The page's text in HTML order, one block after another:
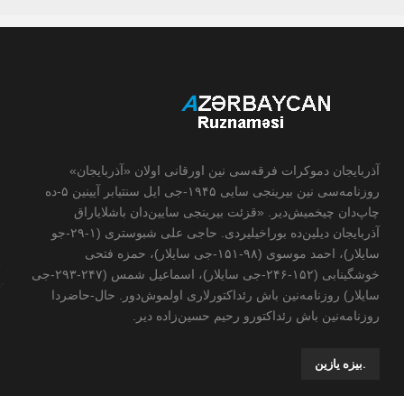
آذربایجان دموکرات فرقه‌سی نین اورقانی اولان «آذربایجان»
روزنامه‌سی نین بیرینجی سایی ۱۹۴۵-جی ایل سنتیابر آیینین ۵-ده
چاپ‌دان چیخمیش‌دیر. «قزئت بیرینجی سایین‌دان باشلایاراق
آذربایجان دیلین‌ده بوراخیلیردی. حاجی علی شبوستری (۱-۲۹-جو
سایلار)، احمد موسوی (۹۸-۱۵۱-جی سایلار)، حمزه فتحی
خوشگینابی (۱۵۲-۲۴۶-جی سایلار)، اسماعیل شمس (۲۴۷-۲۹۳-جی
سایلار) روزنامه‌نین باش رئداکتورلاری اولموش‌دور. حال-حاضردا
روزنامه‌نین باش رئداکتورو رحیم حسین‌زاده ‌دیر.
.بیزه یازین